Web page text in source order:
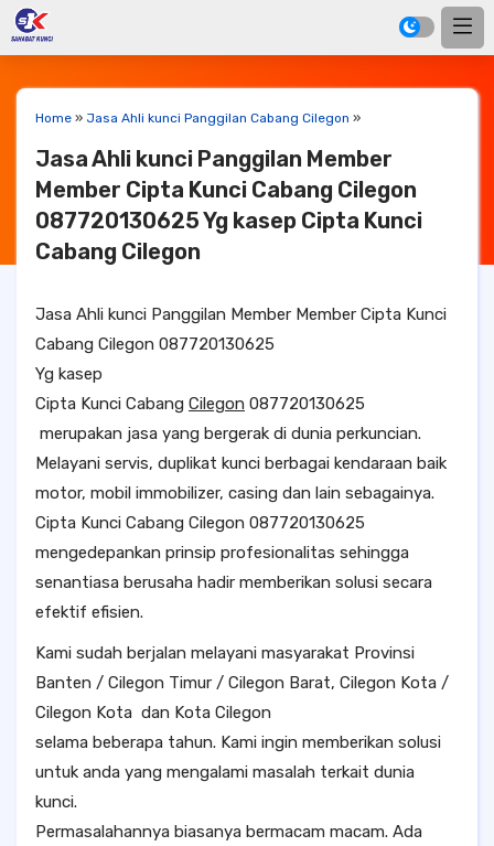
Home » Jasa Ahli kunci Panggilan Cabang Cilegon »
Jasa Ahli kunci Panggilan Member
Member Cipta Kunci Cabang Cilegon
087720130625 Yg kasep Cipta Kunci
Cabang Cilegon
Jasa Ahli kunci Panggilan Member Member Cipta Kunci
Cabang Cilegon 087720130625
Yg kasep
Cipta Kunci Cabang Cilegon 087720130625
merupakan jasa yang bergerak di dunia perkuncian.
Melayani servis, duplikat kunci berbagai kendaraan baik
motor, mobil immobilizer, casing dan lain sebagainya.
Cipta Kunci Cabang Cilegon 087720130625
mengedepankan prinsip profesionalitas sehingga
senantiasa berusaha hadir memberikan solusi secara
efektif efisien.
Kami sudah berjalan melayani masyarakat Provinsi
Banten / Cilegon Timur / Cilegon Barat, Cilegon Kota /
Cilegon Kota dan Kota Cilegon
selama beberapa tahun. Kami ingin memberikan solusi
untuk anda yang mengalami masalah terkait dunia
kunci.
Permasalahannya biasanya bermacam macam. Ada